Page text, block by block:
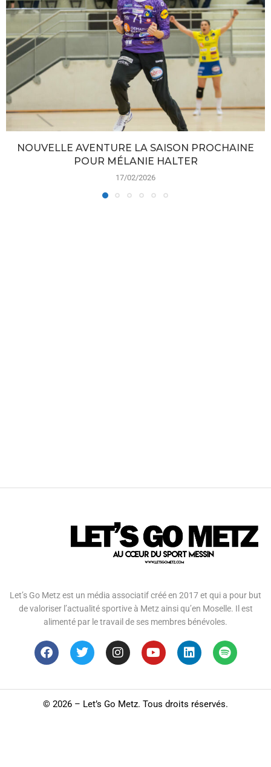
NOUVELLE AVENTURE LA SAISON PROCHAINE
POUR MÉLANIE HALTER
17/02/2026
Let’s Go Metz est un média associatif créé en 2017 et qui a pour but
de valoriser l’actualité sportive à Metz ainsi qu’en Moselle. Il est
alimenté par le travail de ses membres bénévoles.
© 2026 – Let’s Go Metz. Tous droits réservés.